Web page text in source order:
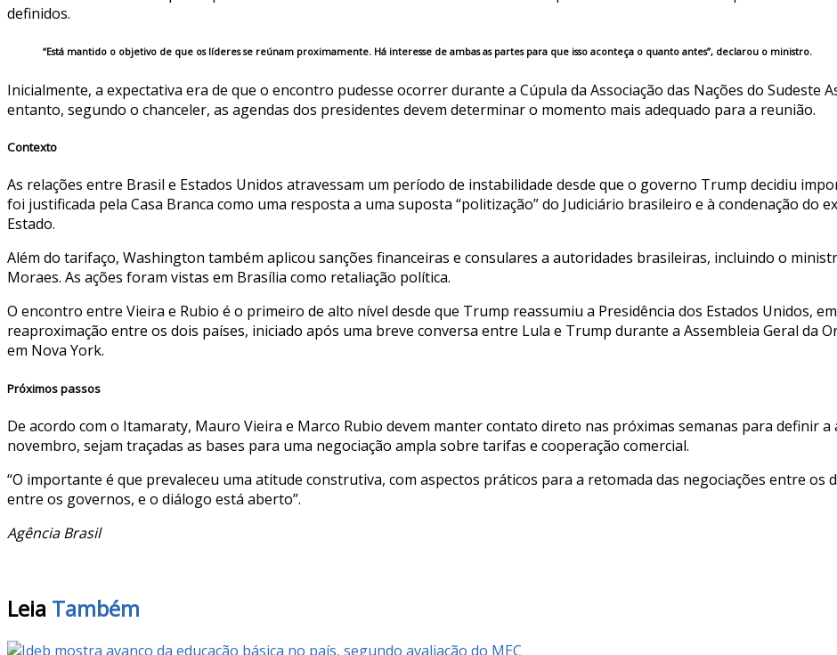
definidos.
“Está mantido o objetivo de que os líderes se reúnam proximamente. Há interesse de ambas as partes para que isso aconteça o quanto antes”, declarou o ministro.
Inicialmente, a expectativa era de que o encontro pudesse ocorrer durante a Cúpula da Associação das Nações do Sudeste
entanto, segundo o chanceler, as agendas dos presidentes devem determinar o momento mais adequado para a reunião.
Contexto
As relações entre Brasil e Estados Unidos atravessam um período de instabilidade desde que o governo Trump decidiu
foi justificada pela Casa Branca como uma resposta a uma suposta “politização” do Judiciário brasileiro e à condenação
Estado.
Além do tarifaço, Washington também aplicou sanções financeiras e consulares a autoridades brasileiras, incluindo o
Moraes. As ações foram vistas em Brasília como retaliação política.
O encontro entre Vieira e Rubio é o primeiro de alto nível desde que Trump reassumiu a Presidência dos Estados Unidos,
reaproximação entre os dois países, iniciado após uma breve conversa entre Lula e Trump durante a Assembleia Geral da
em Nova York.
Próximos passos
De acordo com o Itamaraty, Mauro Vieira e Marco Rubio devem manter contato direto nas próximas semanas para definir a
novembro, sejam traçadas as bases para uma negociação ampla sobre tarifas e cooperação comercial.
“O importante é que prevaleceu uma atitude construtiva, com aspectos práticos para a retomada das negociações entre os
entre os governos, e o diálogo está aberto”.
Agência Brasil
Leia Também